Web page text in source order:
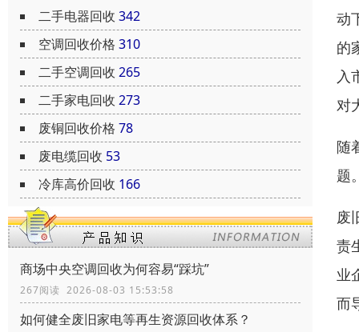
二手电器回收 342
空调回收价格 310
二手空调回收 265
二手家电回收 273
废铜回收价格 78
废电缆回收 53
冷库高价回收 166
商场中央空调回收为何容易“踩坑”
267阅读 2026-08-03 15:53:58
如何健全废旧家电等再生资源回收体系？
动
的
入
对
随
题
废
责
业
而